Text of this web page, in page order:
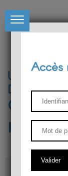
Université
Centre
Accès &
Accès